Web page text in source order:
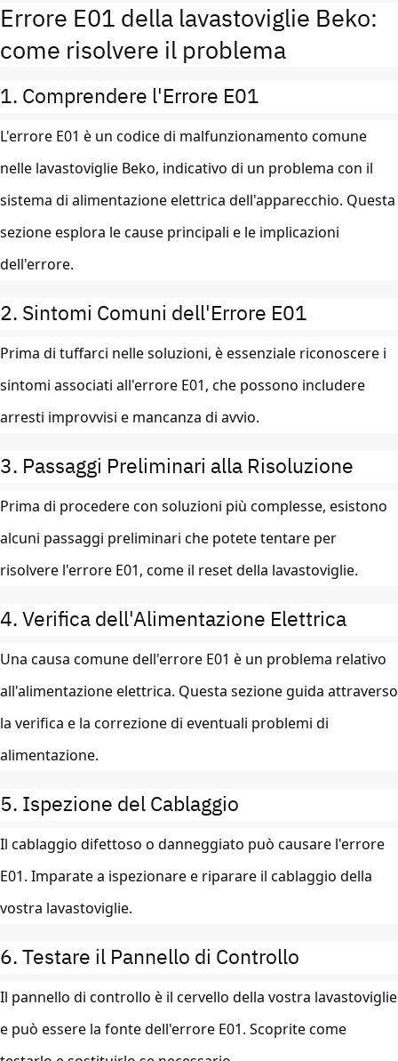
Errore E01 della lavastoviglie Beko:
come risolvere il problema
1. Comprendere l'Errore E01
L'errore E01 è un codice di malfunzionamento comune
nelle lavastoviglie Beko, indicativo di un problema con il
sistema di alimentazione elettrica dell'apparecchio. Questa
sezione esplora le cause principali e le implicazioni
dell'errore.
2. Sintomi Comuni dell'Errore E01
Prima di tuffarci nelle soluzioni, è essenziale riconoscere i
sintomi associati all'errore E01, che possono includere
arresti improvvisi e mancanza di avvio.
3. Passaggi Preliminari alla Risoluzione
Prima di procedere con soluzioni più complesse, esistono
alcuni passaggi preliminari che potete tentare per
risolvere l'errore E01, come il reset della lavastoviglie.
4. Verifica dell'Alimentazione Elettrica
Una causa comune dell'errore E01 è un problema relativo
all'alimentazione elettrica. Questa sezione guida attraverso
la verifica e la correzione di eventuali problemi di
alimentazione.
5. Ispezione del Cablaggio
Il cablaggio difettoso o danneggiato può causare l'errore
E01. Imparate a ispezionare e riparare il cablaggio della
vostra lavastoviglie.
6. Testare il Pannello di Controllo
Il pannello di controllo è il cervello della vostra lavastoviglie
e può essere la fonte dell'errore E01. Scoprite come